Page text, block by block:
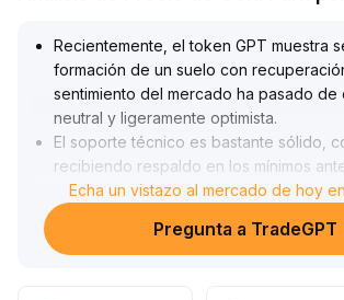
Recientemente, el token GPT muestra
formación de un suelo con
sentimiento del mercado ha pasado de
neutral y ligeramente optimista.
El soporte técnico es bastante sólido,
recibiendo respaldo en los mínimos
rupturas significativas.
Se recomienda que los inversores a
construyan posiciones por etapas
Echa un vistazo al mercado de hoy
Pregunta a TradeGPT